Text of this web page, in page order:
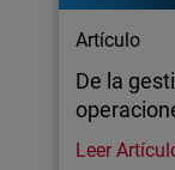
Artículo
De la
Leer